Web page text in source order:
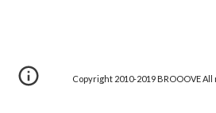
Copyright 2010-2019 BROOOVE